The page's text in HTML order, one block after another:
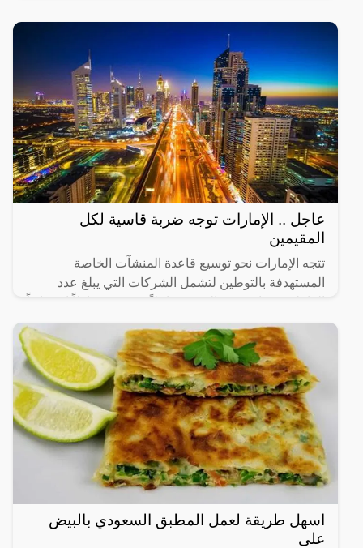
المختلفة لها،
عاجل .. الإمارات توجه ضربة قاسية لكل
المقيمين
تتجه الإمارات نحو توسيع قاعدة المنشآت الخاصة
المستهدفة بالتوطين لتشمل الشركات التي يبلغ عدد
رئيساً تم
اسهل طريقة لعمل المطبق السعودي بالبيض
على